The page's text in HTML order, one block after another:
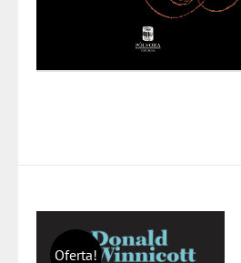
Oferta!